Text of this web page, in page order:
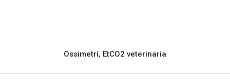
Ossimetri, EtCO2 veterinaria